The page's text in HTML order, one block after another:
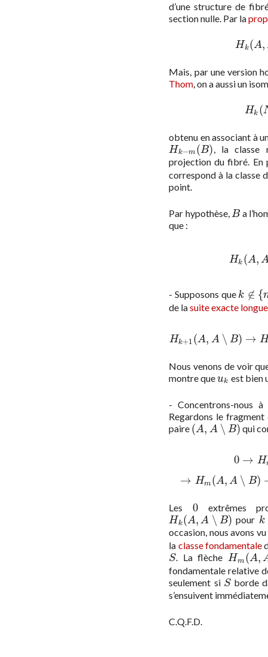
d’une structure de
section nulle. Par la
Hk(A,
H
Mais, par une version
Thom, on a aussi un
Hk (H
obtenu en associant à
Hk−m(B)
Hk−m(B)
, la
projection du fibré. En
correspond à la classe
point.
Par hypothèse,B
B a
que :
Hk (A,
Hk(A,
- Supposons que k ∉ {
k∉{ m−
de lasuite exacte
Hk+1(A, A ∖ B) →
H k+ 1 A,A ∖B )
Nous venons de voir
montre queuk
uk est bien
- Concentrons-nous
Regardons le
paire (A, A ∖ B)
(A,A ∖B) qui
0 → H
→ Hm(A, A ∖ B)
H
Les 0
0 extrêmes
Hk(A, A ∖ B)
Hk(A,A ∖B) pour k
k
occasion, nous avons
la classe fondamentale
S
S . La flèche Hm (A,
Hm(A,A ∖
fondamentale relative
seulement si S
S borde
s’ensuivent
C.Q.F.D.